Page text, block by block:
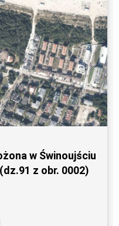
w Świnoujściu
z obr. 0002)